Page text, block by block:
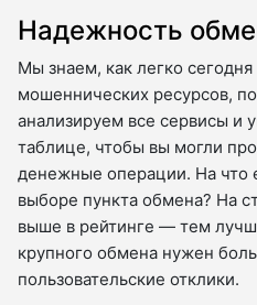
Надежность
Мы знаем, как легко сегодня
мошеннических ресурсов,
анализируем все сервисы и
таблице, чтобы вы могли
денежные операции. На что
выборе пункта обмена? На
выше в рейтинге — тем
крупного обмена нужен
пользовательские отклики.